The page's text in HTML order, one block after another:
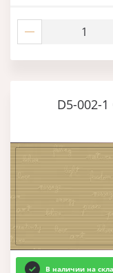
D5-002-
В наличии на